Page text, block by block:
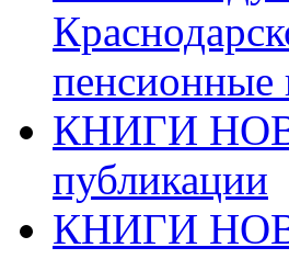
пенсионные
КНИГИ
публикации
КНИГИ